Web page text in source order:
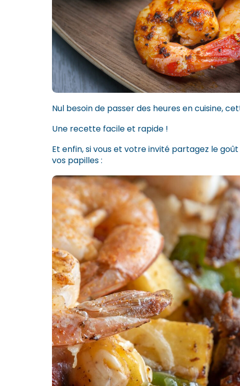
Nul besoin de passer des heures en cuisine,
Une recette facile et rapide !
Et enfin, si vous et votre invité partagez le
vos papilles :